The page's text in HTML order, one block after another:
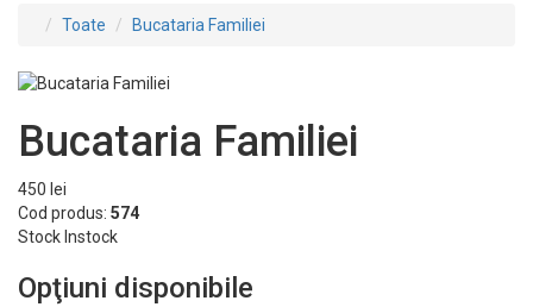
Toate Bucataria Familiei
Bucataria Familiei
450 lei
Cod produs: 574
Stock Instock
Opţiuni disponibile